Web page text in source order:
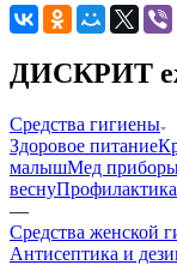
ДИСКРИТ
Средства гигиены
Здоровое питание
малышМед
весну
—
Средства женской
Антисептика и